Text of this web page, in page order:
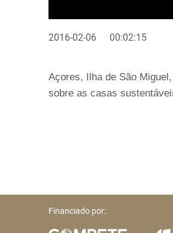
2016-02-06 00:02:15
Açores, Ilha de São
sobre as casas
Financiado por: